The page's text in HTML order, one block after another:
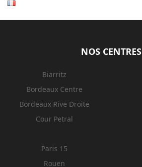
NOS CENTRES
Biarritz
Bordeaux Centre
Bordeaux Rive Droite
Cour Petral
Paris 15
Rouen